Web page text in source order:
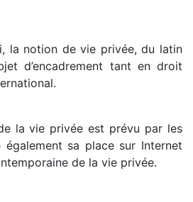
la notion de vie privée, du latin
d’encadrement tant en droit
la vie privée est prévu par les
sa place sur Internet
de la vie privée.